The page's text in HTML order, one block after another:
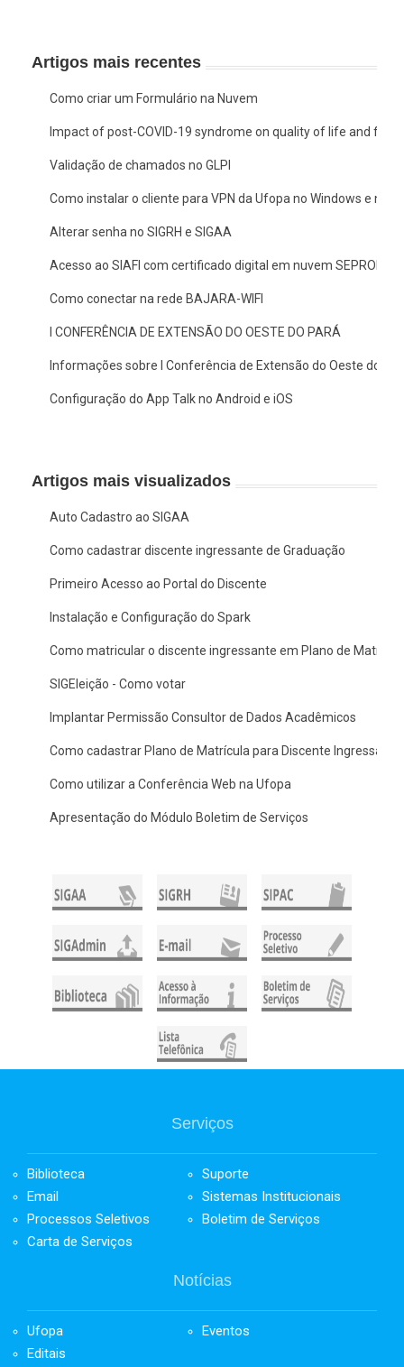
Artigos mais recentes
Como criar um Formulário na Nuvem
Impact of post-COVID-19 syndrome on quality of life and
Validação de chamados no GLPI
Como instalar o cliente para VPN da Ufopa no Windows e no
Alterar senha no SIGRH e SIGAA
Acesso ao SIAFI com certificado digital em nuvem SEPROID
Como conectar na rede BAJARA-WIFI
I CONFERÊNCIA DE EXTENSÃO DO OESTE DO PARÁ
Informações sobre I Conferência de Extensão do Oeste do
Configuração do App Talk no Android e iOS
Artigos mais visualizados
Auto Cadastro ao SIGAA
Como cadastrar discente ingressante de Graduação
Primeiro Acesso ao Portal do Discente
Instalação e Configuração do Spark
Como matricular o discente ingressante em Plano de
SIGEleição - Como votar
Implantar Permissão Consultor de Dados Acadêmicos
Como cadastrar Plano de Matrícula para Discente Ingressante
Como utilizar a Conferência Web na Ufopa
Apresentação do Módulo Boletim de Serviços
Serviços
Biblioteca
Suporte
Email
Sistemas Institucionais
Processos Seletivos
Boletim de Serviços
Carta de Serviços
Notícias
Ufopa
Eventos
Editais